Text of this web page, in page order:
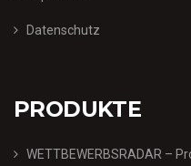
Datenschutz
PRODUKTE
WETTBEWERBSRADAR –